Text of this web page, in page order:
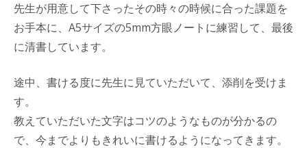
先生が用意して下さったその時々の時候に合った課題を
お手本に、A5サイズの5mm方眼ノートに練習して、最後
に清書しています。
途中、書ける度に先生に見ていただいて、添削を受けま
す。
教えていただいた文字はコツのようなものが分かるの
で、今までよりもきれいに書けるようになってきます。